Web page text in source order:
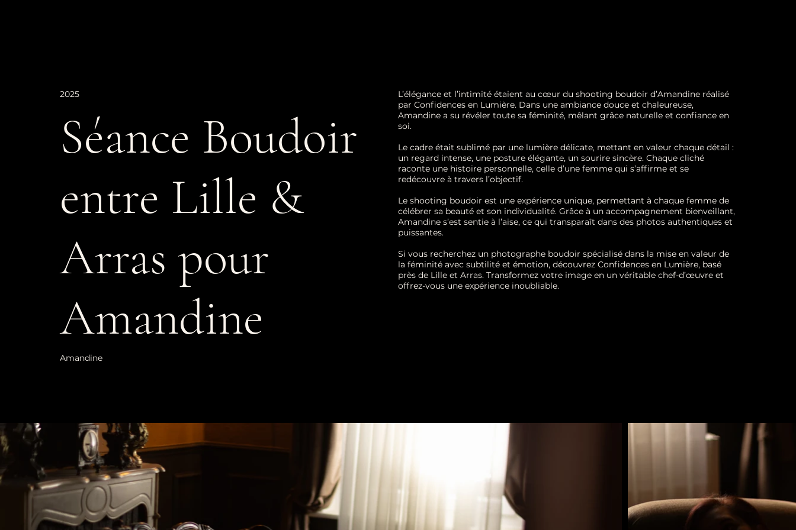
Amandine
Séance Boudoir
entre Lille &
Arras pour
Amandine
2025
L’élégance et l’intimité étaient au cœur du shooting boudoir d’Amandine réalisé
par Confidences en Lumière. Dans une ambiance douce et chaleureuse,
Amandine a su révéler toute sa féminité, mêlant grâce naturelle et confiance en
soi.
Le cadre était sublimé par une lumière délicate, mettant en valeur chaque détail :
un regard intense, une posture élégante, un sourire sincère. Chaque cliché
raconte une histoire personnelle, celle d’une femme qui s’affirme et se
redécouvre à travers l’objectif.
Le shooting boudoir est une expérience unique, permettant à chaque femme de
célébrer sa beauté et son individualité. Grâce à un accompagnement bienveillant,
Amandine s’est sentie à l’aise, ce qui transparaît dans des photos authentiques et
puissantes.
Si vous recherchez un photographe boudoir spécialisé dans la mise en valeur de
la féminité avec subtilité et émotion, découvrez Confidences en Lumière, basé
près de Lille et Arras. Transformez votre image en un véritable chef-d’œuvre et
offrez-vous une expérience inoubliable.